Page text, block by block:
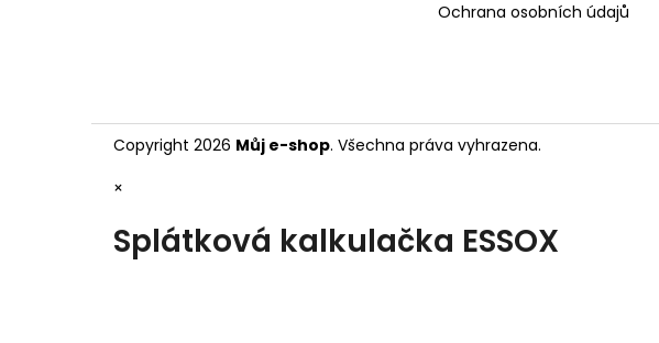
Ochrana osobních údajů
Copyright 2026 Můj e-shop. Všechna práva vyhrazena.
×
Splátková kalkulačka ESSOX